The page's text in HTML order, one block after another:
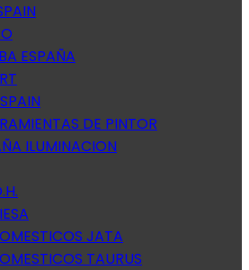
ESPAÑA
DE PINTOR
ILUMINACION
JATA
TAURUS